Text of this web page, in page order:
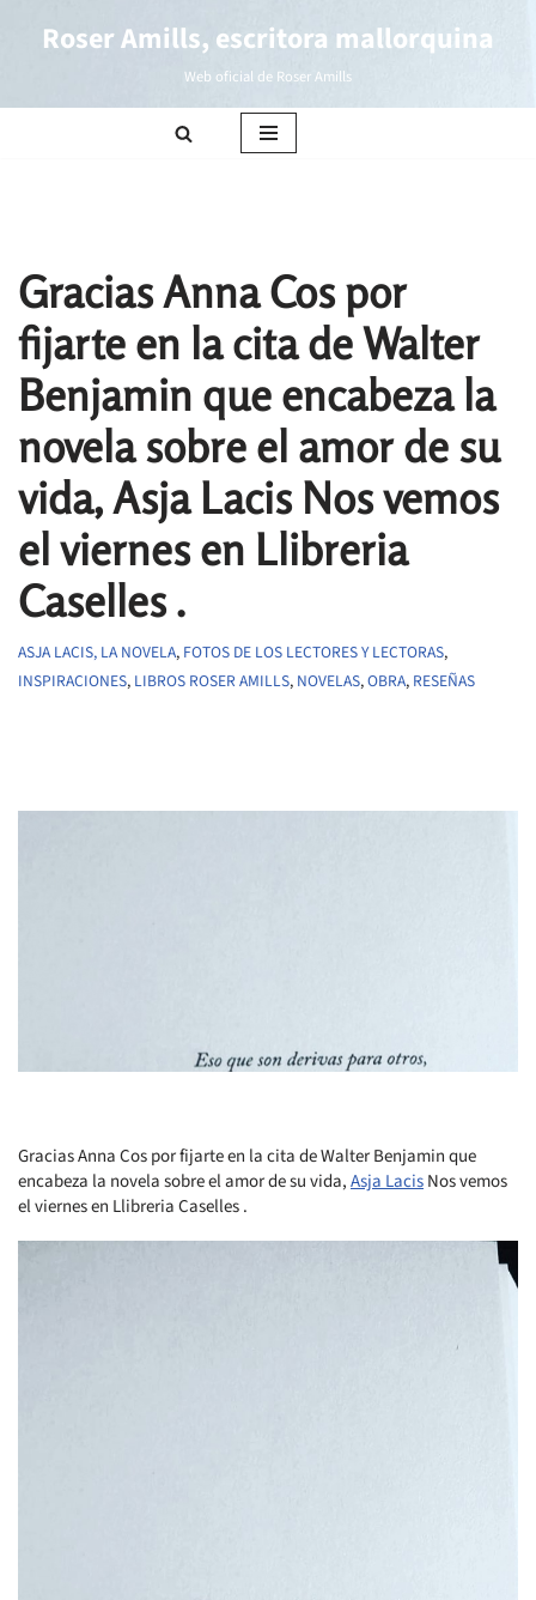
Roser Amills, escritora mallorquina
Web oficial de Roser Amills
Gracias Anna Cos por
fijarte en la cita de Walter
Benjamin que encabeza la
novela sobre el amor de su
vida, Asja Lacis Nos vemos
el viernes en Llibreria
Caselles .
ASJA LACIS, LA NOVELA, FOTOS DE LOS LECTORES Y LECTORAS,
INSPIRACIONES, LIBROS ROSER AMILLS, NOVELAS,OBRA, RESEÑAS
Gracias Anna Cos por fijarte en la cita de Walter Benjamin que
encabeza la novela sobre el amor de su vida,Asja LacisNos vemos
el viernes en Llibreria Caselles .